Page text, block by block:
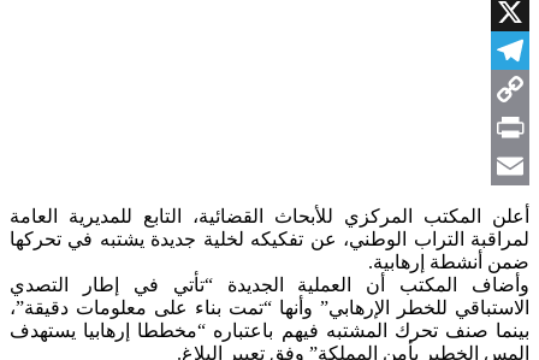
Facebook
X
Telegram
Copy
Link
Print
Email
أعلن المكتب المركزي للأبحاث القضائية، التابع للمديرية العامة
لمراقبة التراب الوطني، عن تفكيكه لخلية جديدة يشتبه في تحركها
ضمن أنشطة إرهابية.
وأضاف المكتب أن العملية الجديدة “تأتي في إطار التصدي
الاستباقي للخطر الإرهابي” وأنها “تمت بناء على معلومات دقيقة”،
بينما صنف تحرك المشتبه فيهم باعتباره “مخططا إرهابيا يستهدف
المس الخطير بأمن المملكة” وفق تعبير البلاغ.